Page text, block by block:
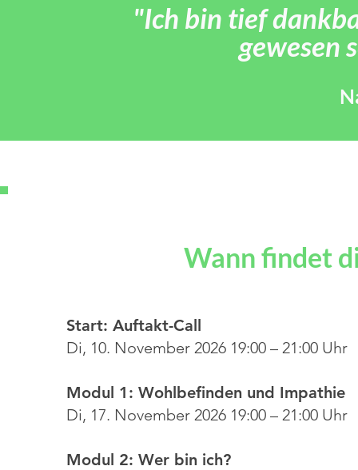
"Ich bin tief
gewesen
Wann findet
Start: Auftakt-Call
Di, 10. November 2026 19:00 – 21:00 Uhr
Modul 1: Wohlbefinden und Impathie
Di, 17. November 2026 19:00 – 21:00 Uhr
Modul 2: Wer bin ich?